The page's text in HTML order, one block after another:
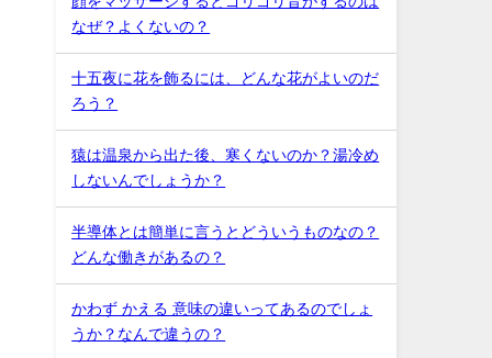
なぜ？よくないの？
十五夜に花を飾るには、どんな花がよいのだ
ろう？
猿は温泉から出た後、寒くないのか？湯冷め
しないんでしょうか？
半導体とは簡単に言うとどういうものなの？
どんな働きがあるの？
かわず かえる 意味の違いってあるのでしょ
うか？なんで違うの？